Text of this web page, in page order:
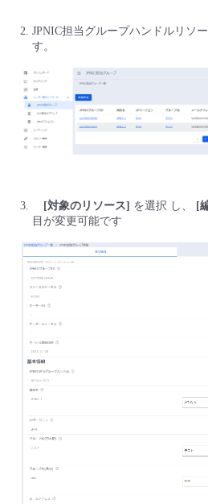
管理機能
すべてのメニューを見る
サポート
管理機能
IoT
モニタリング/監査
- 新規お申し込み方法
- 初期設定・確認
- ユーザー機能の管理
- 登録情報の管理
- APIリファレンス
■ 基本構築ガイド
- クラウド / サーバー
- Flexible InterConnect
- セキュリティ・監査
- データと分析
- IoT
- リモートワーク
- ITインフラストラクチャー
故障/メンテナンス履歴
メンテナンス予定
パートナー
販売パートナー向けプログラム
トレーニング/操作動画
JPNIC担当グループハンドルリソ
す。
[対象のリソース] を選択 し、 [
目が変更可能です